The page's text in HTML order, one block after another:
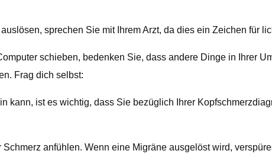
sprechen Sie mit Ihrem Arzt, da dies ein Zeichen für
schieben, bedenken Sie, dass andere Dinge in Ihrer
Frag dich selbst:
kann, ist es wichtig, dass Sie bezüglich Ihrer
anfühlen. Wenn eine Migräne ausgelöst wird,